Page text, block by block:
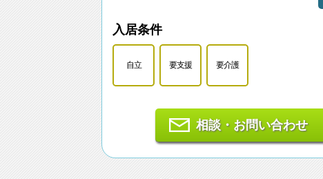
入居条件
自立 要支援 要介護
相談・お問い合わせ